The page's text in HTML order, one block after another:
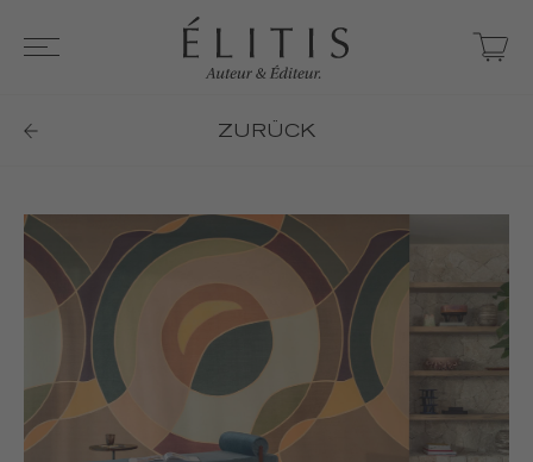
ZURÜCK